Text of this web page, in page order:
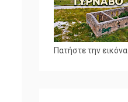
Πατήστε την εικόνα